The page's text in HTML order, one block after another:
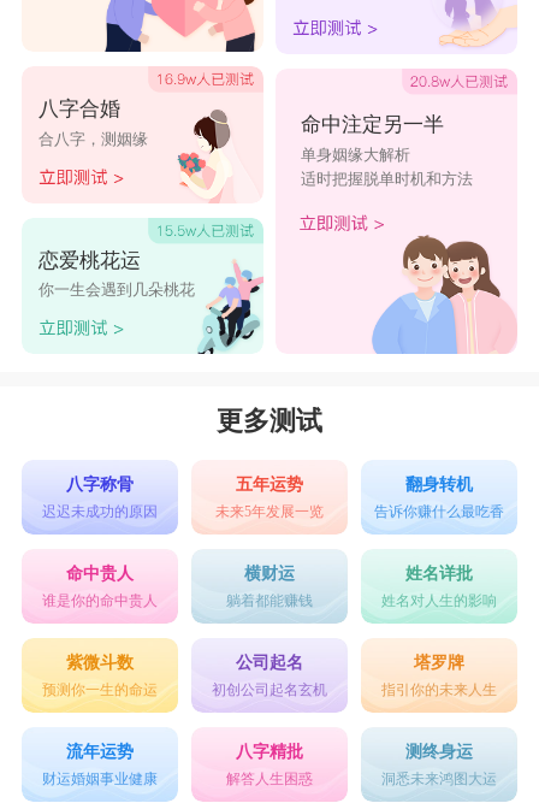
八字合婚
合八字，测姻缘
恋爱桃花运
你一生会遇到几朵桃花
命中注定另一半
单身姻缘大解析
适时把握脱单时机和方法
更多测试
八字称骨
迟迟未成功的原因
五年运势
未来5年发展一览
翻身转机
告诉你赚什么最吃香
命中贵人
谁是你的命中贵人
横财运
躺着都能赚钱
姓名详批
姓名对人生的影响
紫微斗数
预测你一生的命运
公司起名
初创公司起名玄机
塔罗牌
指引你的未来人生
流年运势
财运婚姻事业健康
八字精批
解答人生困惑
测终身运
洞悉未来鸿图大运